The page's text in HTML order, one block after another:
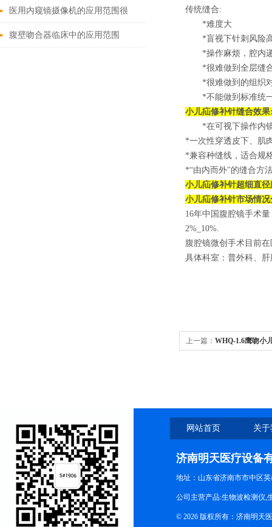
医用内窥镜摄像机的应用范围很
广，可以用于各种内科、外科和妇
腹壁吻合器临床中的应用范围
传统缝合:
*难度大
*盲视下针刺风险
*操作麻烦，腔内递
*很难做到全层缝
*很难做到的组织
*不能做到标准统
小儿疝修补针缝合效
*在可视下操作内
*一次性穿透皮下、肌
*兼容种缝线，适合
*“由内而外"的缝合方
小儿疝修补针超细直
小儿疝修补针市场情况
16年中国腹腔镜手术量
2%_10%.
腹腔镜微创手术目前
具体科室：普外科、
上一篇： WHQ-1.6鹰吻小
网站首页 关
济南明天医疗设备
地址：山东省济南市市中区
公司主营产品:生物波检测仪,
© 2026 版权所有：济南明天